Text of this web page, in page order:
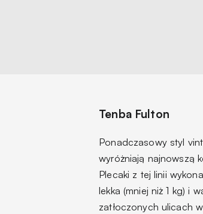
Tenba Fulton
Ponadczasowy styl
wyróżniają najnowszą
Plecaki z tej linii
lekka (mniej niż 1 kg) i
zatłoczonych ulicach